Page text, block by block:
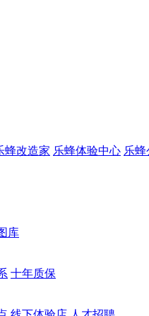
蜂改造家 乐蜂体验中心 乐
库
十年质保